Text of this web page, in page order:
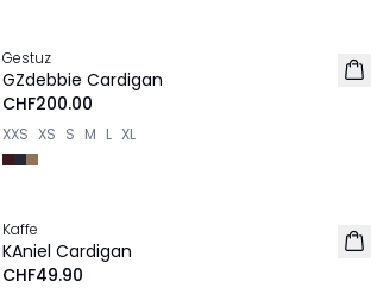
NEU
Gestuz
GZdebbie Cardigan
CHF200.00
XXS XS S M L XL
NEU
Kaffe
KAniel Cardigan
CHF49.90